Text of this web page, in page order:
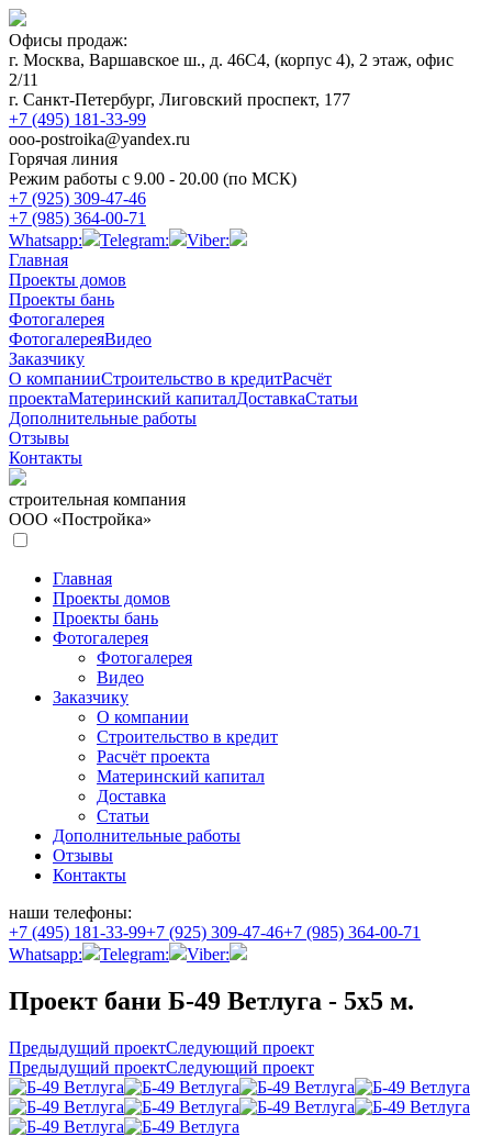
Офисы продаж:
г. Москва, Варшавское ш., д. 46С4, (корпус 4), 2 этаж, офис
2/11
г. Санкт-Петербург, Лиговский проспект, 177
+7 (495) 181-33-99
ooo-postroika@yandex.ru
Горячая линия
Режим работы с 9.00 - 20.00 (по МСК)
+7 (925) 309-47-46
+7 (985) 364-00-71
Whatsapp:
Telegram:
Viber:
Главная
Проекты домов
Проекты бань
Фотогалерея
ФотогалереяВидео
Заказчику
О компанииСтроительство в кредитРасчёт
проектаМатеринский капиталДоставкаСтатьи
Дополнительные работы
Отзывы
Контакты
строительная компания
ООО «Постройка»
Главная
Проекты домов
Проекты бань
Фотогалерея
Фотогалерея
Видео
Заказчику
О компании
Строительство в кредит
Расчёт проекта
Материнский капитал
Доставка
Статьи
Дополнительные работы
Отзывы
Контакты
наши телефоны:
+7 (495) 181-33-99+7 (925) 309-47-46+7 (985) 364-00-71
Whatsapp:
Telegram: Viber:
Проект бани Б-49 Ветлуга - 5x5 м.
Предыдущий проектСледующий проект
Предыдущий проектСледующий проект